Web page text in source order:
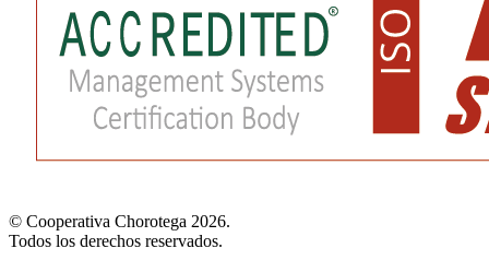
© Cooperativa Chorotega 2026.
Todos los derechos reservados.